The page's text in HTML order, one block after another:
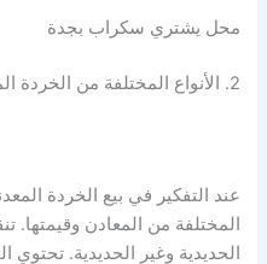
محل يشتري سكراب بجدة
2. الأنواع المختلفة من الخردة المعدنية وقيمتها
عند التفكير في بيع الخردة
المختلفة من المعادن وقيمتها.
الحديدية وغير الحديدية.